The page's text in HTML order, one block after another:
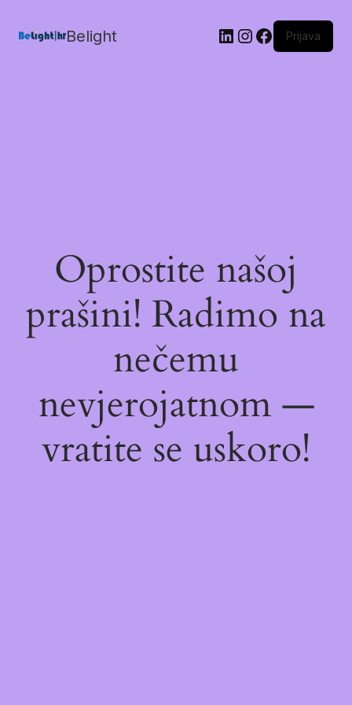
Belight Prijava
Oprostite našoj
prašini! Radimo na
nečemu
nevjerojatnom —
vratite se uskoro!